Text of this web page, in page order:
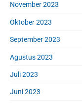
November 2023
Oktober 2023
September 2023
Agustus 2023
Juli 2023
Juni 2023